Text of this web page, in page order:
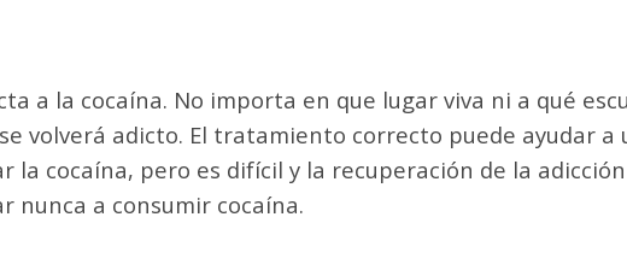
a la cocaína. No importa en que lugar viva ni a qué
volverá adicto. El tratamiento correcto puede ayudar a
la cocaína, pero es difícil y la recuperación de la
nunca a consumir cocaína.